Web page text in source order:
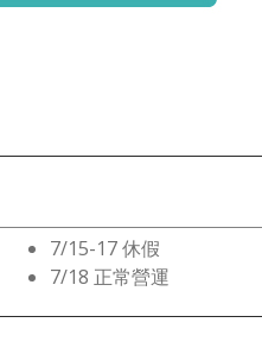
7/15-17 休假
7/18 正常營運